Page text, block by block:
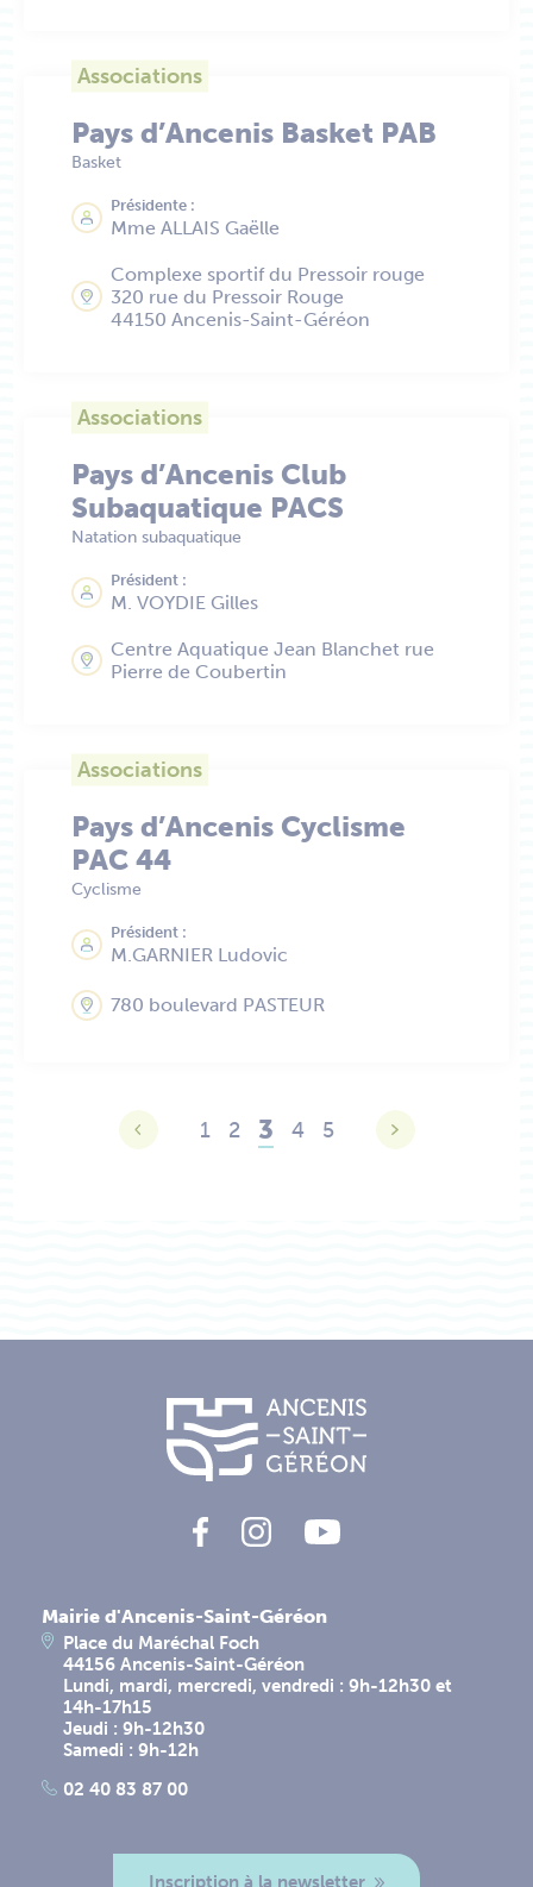
Associations
Pays d’Ancenis Basket PAB
Basket
Présidente :
Mme ALLAIS Gaëlle
Complexe sportif du Pressoir rouge
320 rue du Pressoir Rouge
44150 Ancenis-Saint-Géréon
Associations
Pays d’Ancenis Club
Subaquatique PACS
Natation subaquatique
Président :
M. VOYDIE Gilles
Centre Aquatique Jean Blanchet rue
Pierre de Coubertin
Associations
Pays d’Ancenis Cyclisme
PAC 44
Cyclisme
Président :
M.GARNIER Ludovic
780 boulevard PASTEUR
1 2 3 4 5
Mairie d'Ancenis-Saint-Géréon
Place du Maréchal Foch
44156 Ancenis-Saint-Géréon
Lundi, mardi, mercredi, vendredi : 9h-12h30 et
14h-17h15
Jeudi : 9h-12h30
Samedi : 9h-12h
02 40 83 87 00
Inscription à la newsletter